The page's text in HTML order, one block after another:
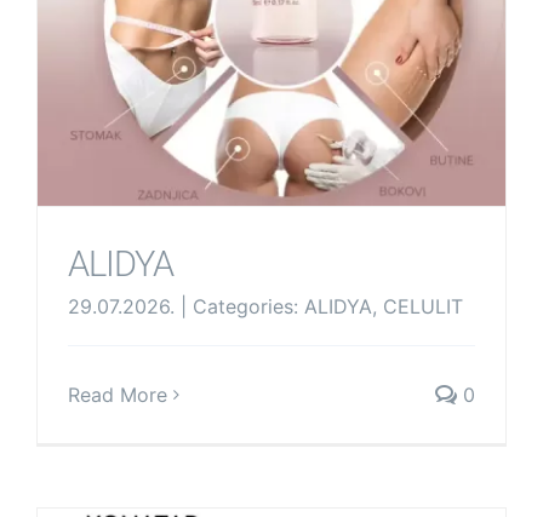
ALIDYA
29.07.2026. Categories: ALIDYA, CELULIT
Read More 0